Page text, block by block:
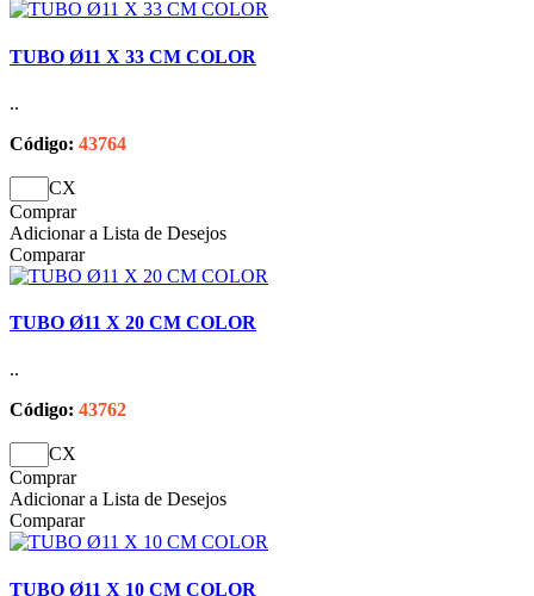
TUBO Ø11 X 33 CM COLOR
..
Código: 43764
CX
Comprar
Adicionar a Lista de Desejos
Comparar
TUBO Ø11 X 20 CM COLOR
..
Código: 43762
CX
Comprar
Adicionar a Lista de Desejos
Comparar
TUBO Ø11 X 10 CM COLOR